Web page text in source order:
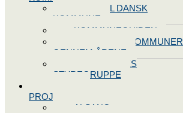
BLIV SPIL DANSK
KOMMUNE
KOMMUNEGUIDEN
SPIL DANSK KOMMUNER
GENNEM ÅRENE
OPRET JERES
STYREGRUPPE
PROJEKTER
ALSANG